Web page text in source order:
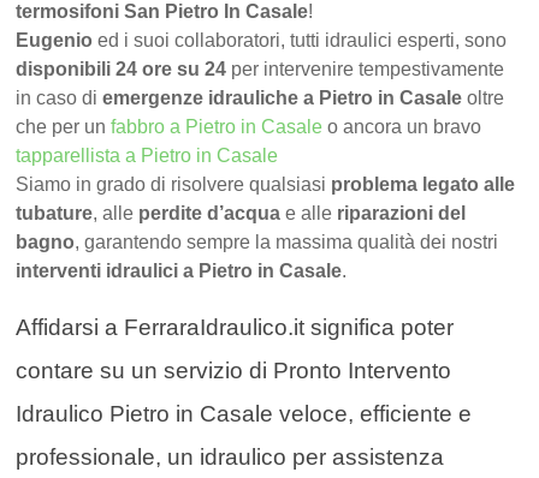
termosifoni San Pietro In Casale!
Eugenio ed i suoi collaboratori, tutti idraulici esperti, sono
disponibili 24 ore su 24 per intervenire tempestivamente
in caso diemergenze idrauliche a Pietro in Casaleoltre
che per unfabbro a Pietro in Casale o ancora un bravo
tapparellista a Pietro in Casale
Siamo in grado di risolvere qualsiasi problema legato alle
tubature, alle perdite d’acqua e alle riparazioni del
bagno, garantendo sempre la massima qualità dei nostri
interventi idraulici a Pietro in Casale.
Affidarsi a FerraraIdraulico.it significa poter
contare su un servizio di Pronto Intervento
Idraulico Pietro in Casale veloce, efficiente e
professionale, un idraulico per assistenza